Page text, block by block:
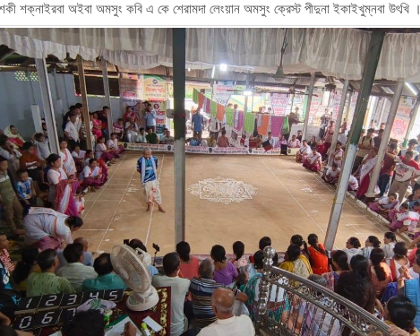
শক্নাইরবা অইবা অমসুং কবি এ কে শেরামদা লেংয়ান অমসুং ক্রেস্ট পীদুনা ইকাইখুম্নবা উৎখি ।